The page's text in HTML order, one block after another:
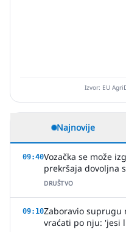
Izvor: EU
Najnovije
09:40Vozačka se može
prekršaja dovoljna
DRUŠTVO
09:10Zaboravio suprugu
vraćati po nju: 'jesi